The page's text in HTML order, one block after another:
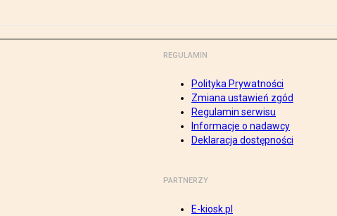
REGULAMIN
Polityka Prywatności
Zmiana ustawień zgód
Regulamin serwisu
Informacje o nadawcy
Deklaracja dostępności
PARTNERZY
E-kiosk.pl